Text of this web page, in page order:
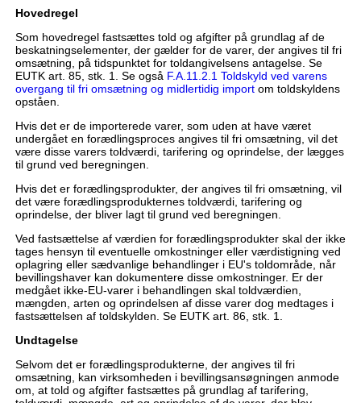
Hovedregel
Som hovedregel fastsættes told og afgifter på grundlag af de
beskatningselementer, der gælder for de varer, der angives til fri
omsætning, på tidspunktet for toldangivelsens antagelse. Se
EUTK art. 85, stk. 1. Se også F.A.11.2.1 Toldskyld ved varens
overgang til fri omsætning og midlertidig importom toldskyldens
opståen.
Hvis det er de importerede varer, som uden at have været
undergået en forædlingsproces angives til fri omsætning, vil det
være disse varers toldværdi, tarifering og oprindelse, der lægges
til grund ved beregningen.
Hvis det er forædlingsprodukter, der angives til fri omsætning, vil
det være forædlingsprodukternes toldværdi, tarifering og
oprindelse, der bliver lagt til grund ved beregningen.
Ved fastsættelse af værdien for forædlingsprodukter skal der ikke
tages hensyn til eventuelle omkostninger eller værdistigning ved
oplagring eller sædvanlige behandlinger i EU's toldområde, når
bevillingshaver kan dokumentere disse omkostninger. Er der
medgået ikke-EU-varer i behandlingen skal toldværdien,
mængden, arten og oprindelsen af disse varer dog medtages i
fastsættelsen af toldskylden. Se EUTK art. 86, stk. 1.
Undtagelse
Selvom det er forædlingsprodukterne, der angives til fri
omsætning, kan virksomheden i bevillingsansøgningen anmode
om, at told og afgifter fastsættes på grundlag af tarifering,